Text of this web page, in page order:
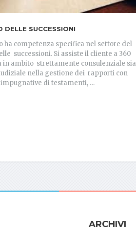
DELLE SUCCESSIONI
ha competenza specifica nel settore del
successioni. Si assiste il cliente a 360
in ambito strettamente consulenziale sia
nella gestione dei rapporti con
impugnative di testamenti, …
ARCHIVI